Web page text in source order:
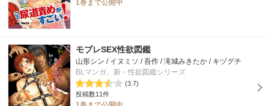
1巻まで公開中
モブレSEX性欲図鑑
山形シン / イヌミソ / 吾作 / 滝城みきたか / キヅグチ
BLマンガ、新・性欲図鑑シリーズ
(3.7)
投稿数11件